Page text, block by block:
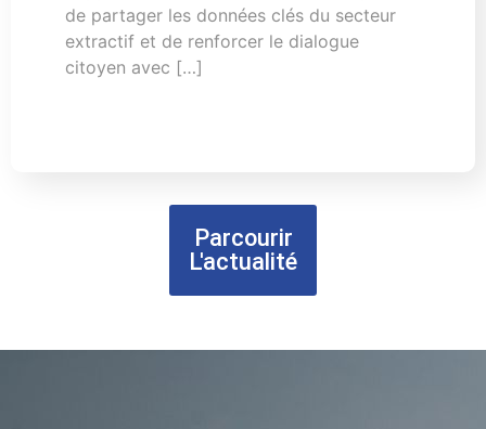
de partager les données clés du secteur
extractif et de renforcer le dialogue
citoyen avec […]
Parcourir
L'actualité